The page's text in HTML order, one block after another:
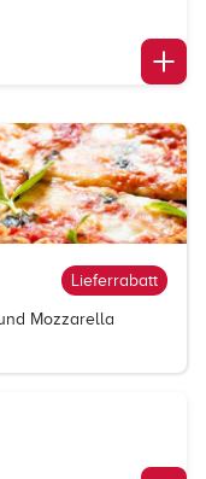
Lieferrabatt
Mozzarella